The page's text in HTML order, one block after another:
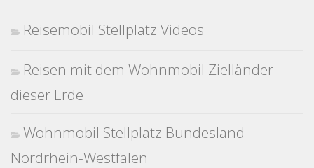
Reisemobil Stellplatz Videos
Reisen mit dem Wohnmobil Zielländer
dieser Erde
Wohnmobil Stellplatz Bundesland
Nordrhein-Westfalen